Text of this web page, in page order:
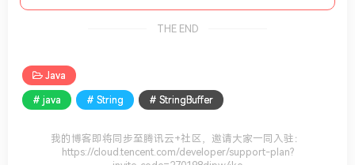
THE END
Java
# java
# String # StringBuffer
我的博客即将同步至腾讯云+社区，邀请大家一同入驻：
https://cloud.tencent.com/developer/support-plan?